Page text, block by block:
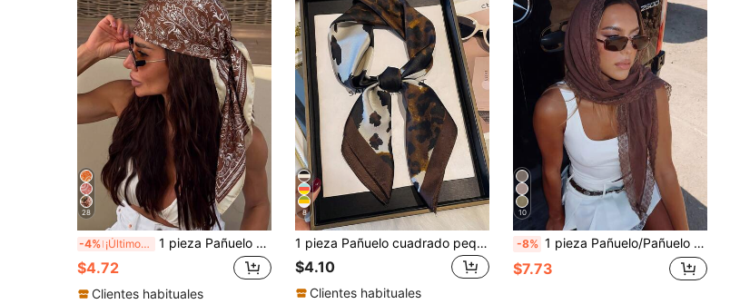
28
-4% ¡Últimos 3 días 1 pieza Pañuelo cuadrado con estampado paisley para mujer, 90CM Pañuelo grande de textura de seda de satén para el cabello y la cabeza
$4.72
Clientes habituales
8
1 pieza Pañuelo cuadrado pequeño de 70 cm de estilo retro con estampado de leopardo de seda sintética, pañuelo de moda versátil, cinturón para la cintura, pañuelo decorativo, adecuado para uso diario con vestidos
$4.10
Clientes habituales
10
-8% 1 pieza Pañuelo/Pañuelo de cabeza cuadrado de gasa de encaje de unicolor casual para mujer, accesorio bohemio, para vacaciones de verano en la isla, festivales, bodas
$7.73